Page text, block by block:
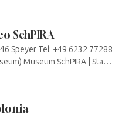
SchPIRA
Speyer Tel: +49 6232 77288
Museum SchPIRA | Stadt